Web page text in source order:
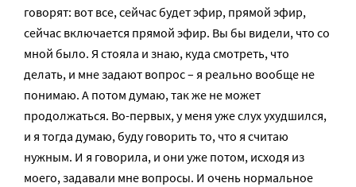
говорят: вот все, сейчас будет эфир, прямой эфир,
сейчас включается прямой эфир. Вы бы видели, что со
мной было. Я стояла и знаю, куда смотреть, что
делать, и мне задают вопрос – я реально вообще не
понимаю. А потом думаю, так же не может
продолжаться. Во-первых, у меня уже слух ухудшился,
и я тогда думаю, буду говорить то, что я считаю
нужным. И я говорила, и они уже потом, исходя из
моего, задавали мне вопросы. И очень нормальное